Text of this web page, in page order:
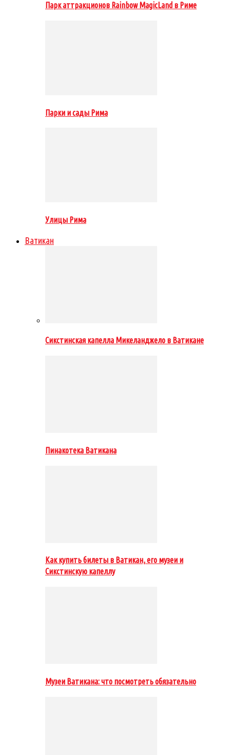
Парк аттракционов Rainbow MagicLand в Риме
Парки и сады Рима
Улицы Рима
Ватикан
Cикстинская капелла Микеланджело в Ватикане
Пинакотека Ватикана
Как купить билеты в Ватикан, его музеи и
Сикстинскую капеллу
Музеи Ватикана: что посмотреть обязательно